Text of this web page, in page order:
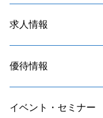
求人情報
優待情報
イベント・セミナー